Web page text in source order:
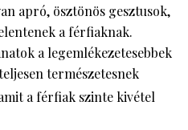
apró, ösztönös gesztusok,
a férfiaknak.
a legemlékezetesebbek
természetesnek
a férfiak szinte kivétel